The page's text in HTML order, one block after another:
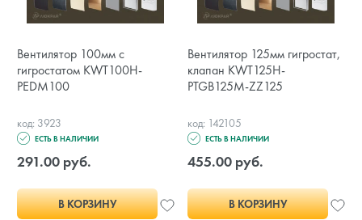
Вентилятор 100мм с
гигростатом KWT100H-
PEDM100
код: 3923
ЕСТЬ В НАЛИЧИИ
291.00 руб.
В КОРЗИНУ
Вентилятор 125мм гигростат,
клапан KWT125H-
PTGB125M-ZZ125
код: 142105
ЕСТЬ В НАЛИЧИИ
455.00 руб.
В КОРЗИНУ